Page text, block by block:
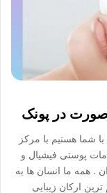
در پونک
شما هستیم با مرکز
پوستی فیشیال و
. همه ما انسان ها به
ارکان زیبایی